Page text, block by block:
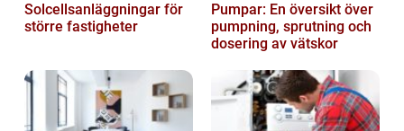
Solcellsanläggningar för
större fastigheter
Pumpar: En översikt över
pumpning, sprutning och
dosering av vätskor